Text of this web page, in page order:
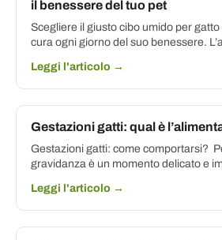
il benessere del tuo pet
Scegliere il giusto cibo umido per
cura ogni giorno del suo benessere.
Leggi l'articolo →
Gestazioni gatti: qual è
Gestazioni gatti: come comportarsi?
gravidanza è un momento delicato e
Leggi l'articolo →